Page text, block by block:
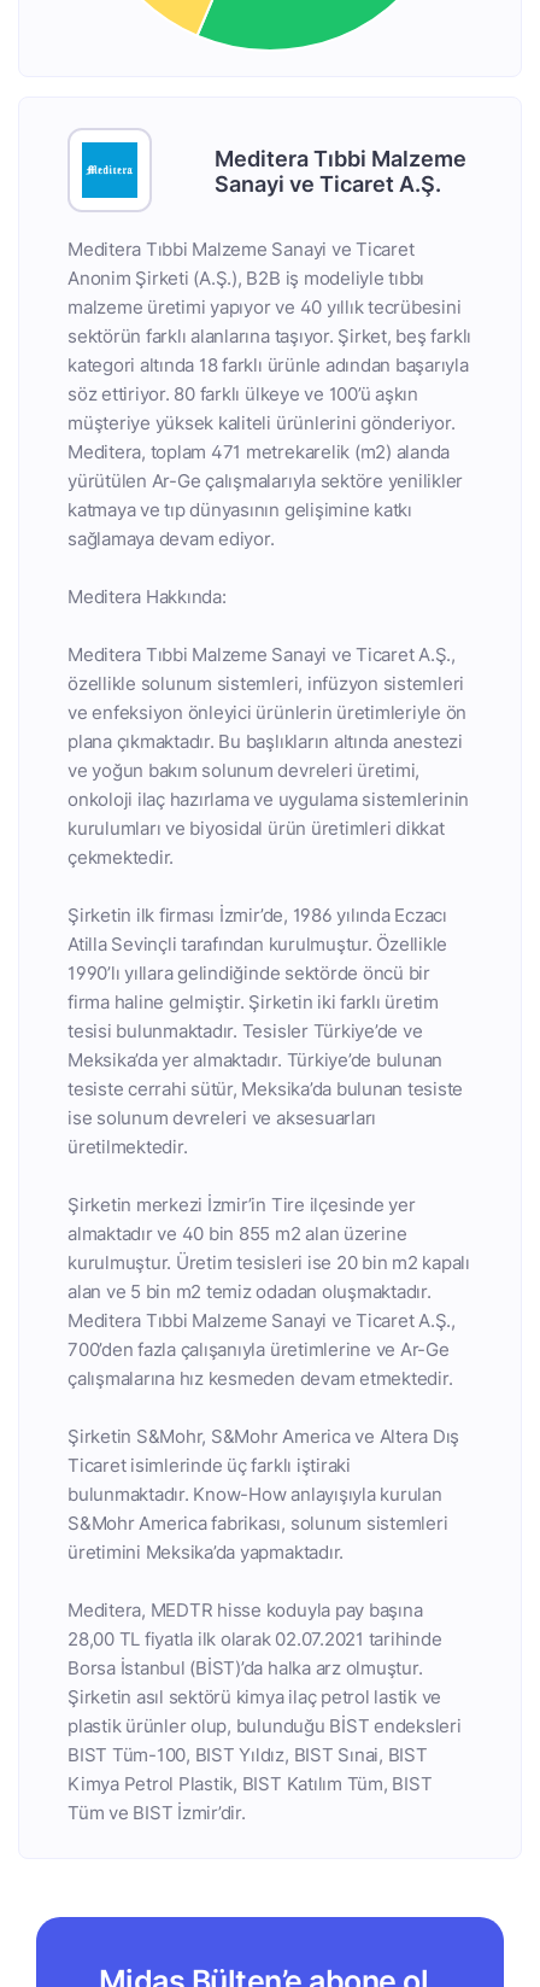
Meditera Tıbbi Malzeme
Sanayi ve Ticaret A.Ş.
Meditera Tıbbi Malzeme Sanayi ve Ticaret
Anonim Şirketi (A.Ş.), B2B iş modeliyle tıbbı
malzeme üretimi yapıyor ve 40 yıllık tecrübesini
sektörün farklı alanlarına taşıyor. Şirket, beş farklı
kategori altında 18 farklı ürünle adından başarıyla
söz ettiriyor. 80 farklı ülkeye ve 100’ü aşkın
müşteriye yüksek kaliteli ürünlerini gönderiyor.
Meditera, toplam 471 metrekarelik (m2) alanda
yürütülen Ar-Ge çalışmalarıyla sektöre yenilikler
katmaya ve tıp dünyasının gelişimine katkı
sağlamaya devam ediyor.
Meditera Hakkında:
Meditera Tıbbi Malzeme Sanayi ve Ticaret A.Ş.,
özellikle solunum sistemleri, infüzyon sistemleri
ve enfeksiyon önleyici ürünlerin üretimleriyle ön
plana çıkmaktadır. Bu başlıkların altında anestezi
ve yoğun bakım solunum devreleri üretimi,
onkoloji ilaç hazırlama ve uygulama sistemlerinin
kurulumları ve biyosidal ürün üretimleri dikkat
çekmektedir.
Şirketin ilk firması İzmir’de, 1986 yılında Eczacı
Atilla Sevinçli tarafından kurulmuştur. Özellikle
1990’lı yıllara gelindiğinde sektörde öncü bir
firma haline gelmiştir. Şirketin iki farklı üretim
tesisi bulunmaktadır. Tesisler Türkiye’de ve
Meksika’da yer almaktadır. Türkiye’de bulunan
tesiste cerrahi sütür, Meksika’da bulunan tesiste
ise solunum devreleri ve aksesuarları
üretilmektedir.
Şirketin merkezi İzmir’in Tire ilçesinde yer
almaktadır ve 40 bin 855 m2 alan üzerine
kurulmuştur. Üretim tesisleri ise 20 bin m2 kapalı
alan ve 5 bin m2 temiz odadan oluşmaktadır.
Meditera Tıbbi Malzeme Sanayi ve Ticaret A.Ş.,
700’den fazla çalışanıyla üretimlerine ve Ar-Ge
çalışmalarına hız kesmeden devam etmektedir.
Şirketin S&Mohr, S&Mohr America ve Altera Dış
Ticaret isimlerinde üç farklı iştiraki
bulunmaktadır. Know-How anlayışıyla kurulan
S&Mohr America fabrikası, solunum sistemleri
üretimini Meksika’da yapmaktadır.
Meditera, MEDTR hisse koduyla pay başına
28,00 TL fiyatla ilk olarak 02.07.2021 tarihinde
Borsa İstanbul (BİST)’da halka arz olmuştur.
Şirketin asıl sektörü kimya ilaç petrol lastik ve
plastik ürünler olup, bulunduğu BİST endeksleri
BIST Tüm-100, BIST Yıldız, BIST Sınai, BIST
Kimya Petrol Plastik, BIST Katılım Tüm, BIST
Tüm ve BIST İzmir’dir.